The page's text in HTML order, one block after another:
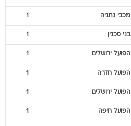
מכבי נתניה 1
בני סכנין 1
הפועל ירושלים 1
הפועל חדרה 1
הפועל ירושלים 1
הפועל חיפה 1